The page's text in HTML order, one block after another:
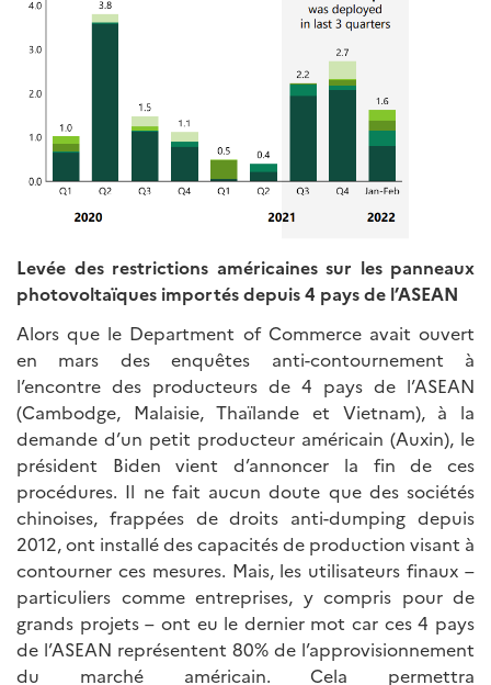
Levée des restrictions américaines sur les panneaux
photovoltaïques importés depuis 4 pays de l’ASEAN
Alors que le Department of Commerce avait ouvert
en mars des enquêtes anti-contournement à
l’encontre des producteurs de 4 pays de l’ASEAN
(Cambodge, Malaisie, Thaïlande et Vietnam), à la
demande d’un petit producteur américain (Auxin), le
président Biden vient d’annoncer la fin de ces
procédures. Il ne fait aucun doute que des sociétés
chinoises, frappées de droits anti-dumping depuis
2012, ont installé des capacités de production visant à
contourner ces mesures. Mais, les utilisateurs finaux –
particuliers comme entreprises, y compris pour de
grands projets – ont eu le dernier mot car ces 4 pays
de l’ASEAN représentent 80% de l’approvisionnement
du marché américain. Cela permettra